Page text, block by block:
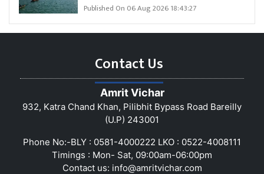
Published On 06 Aug 2026 18:43:27
Contact Us
Amrit Vichar
932, Katra Chand Khan, Pilibhit Bypass Road Bareilly
(U.P) 243001
Phone No:-BLY : 0581-4000222 LKO : 0522-4008111
Timings : Mon- Sat, 09:00am-06:00pm
Contact us: info@amritvichar.com